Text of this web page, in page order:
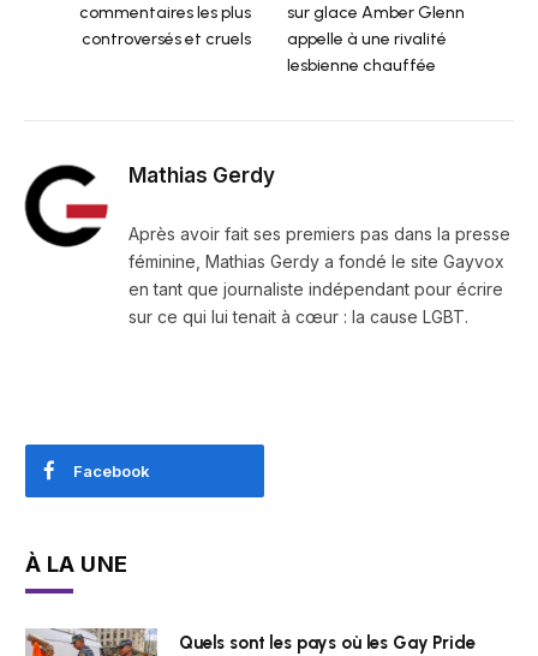
commentaires les plus
controversés et cruels
sur glace Amber Glenn
appelle à une rivalité
lesbienne chauffée
Mathias Gerdy
Après avoir fait ses premiers pas dans la presse
féminine, Mathias Gerdy a fondé le site Gayvox
en tant que journaliste indépendant pour écrire
sur ce qui lui tenait à cœur : la cause LGBT.
Facebook
À LA UNE
Quels sont les pays où les Gay Pride